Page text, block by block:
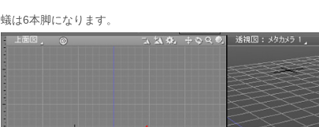
蟻は6本脚になります。